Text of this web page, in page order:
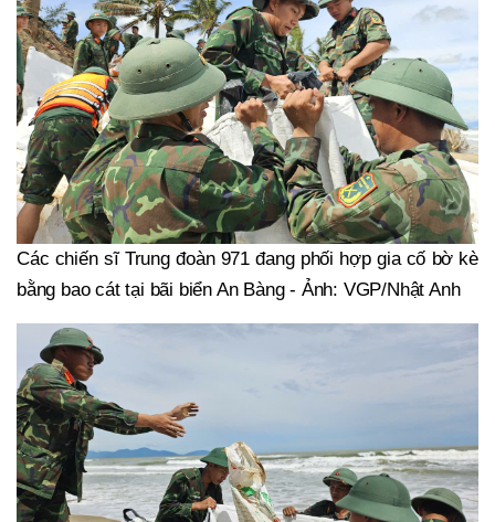
Các chiến sĩ Trung đoàn 971 đang phối hợp gia cố bờ kè
bằng bao cát tại bãi biển An Bàng - Ảnh: VGP/Nhật Anh